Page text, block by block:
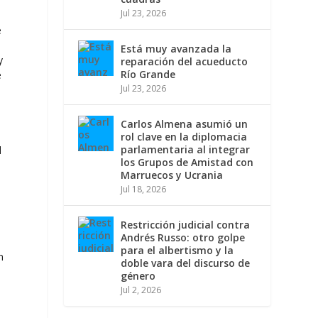
Jul 23, 2026
Está muy avanzada la
reparación del acueducto
Río Grande
Jul 23, 2026
Carlos Almena asumió un
rol clave en la diplomacia
parlamentaria al integrar
los Grupos de Amistad con
Marruecos y Ucrania
Jul 18, 2026
Restricción judicial contra
Andrés Russo: otro golpe
para el albertismo y la
doble vara del discurso de
género
Jul 2, 2026